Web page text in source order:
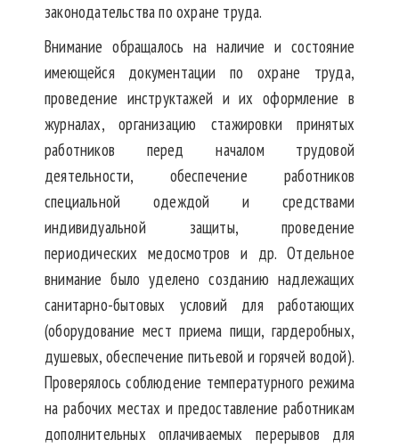
законодательства по охране труда.
Внимание обращалось на наличие и состояние
имеющейся документации по охране труда,
проведение инструктажей и их оформление в
журналах, организацию стажировки принятых
работников перед началом трудовой
деятельности, обеспечение работников
специальной одеждой и средствами
индивидуальной защиты, проведение
периодических медосмотров и др. Отдельное
внимание было уделено созданию надлежащих
санитарно-бытовых условий для работающих
(оборудование мест приема пищи, гардеробных,
душевых, обеспечение питьевой и горячей водой).
Проверялось соблюдение температурного режима
на рабочих местах и предоставление работникам
дополнительных оплачиваемых перерывов для